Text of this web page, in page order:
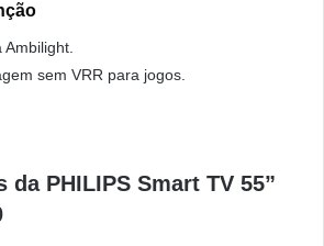
sem VRR para jogos.
da PHILIPS Smart TV 55”